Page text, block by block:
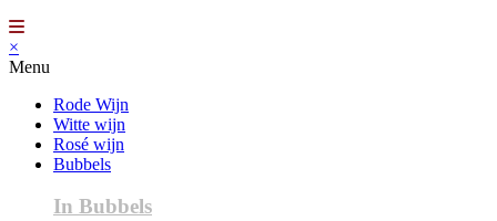
×
Menu
Rode Wijn
Witte wijn
Rosé wijn
Bubbels
In Bubbels